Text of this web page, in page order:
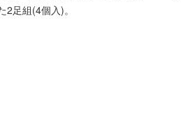
足組(4個入)。